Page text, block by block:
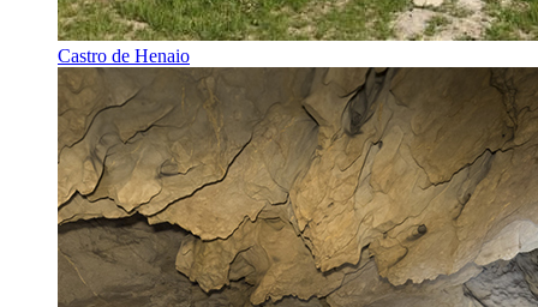
Castro de Henaio